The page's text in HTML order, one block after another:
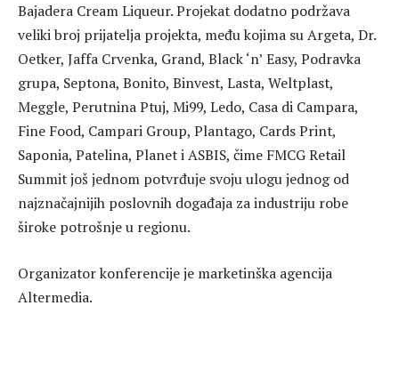
Bajadera Cream Liqueur. Projekat dodatno podržava
veliki broj prijatelja projekta, među kojima su Argeta, Dr.
Oetker, Jaffa Crvenka, Grand, Black ‘n’ Easy, Podravka
grupa, Septona, Bonito, Binvest, Lasta, Weltplast,
Meggle, Perutnina Ptuj, Mi99, Ledo, Casa di Campara,
Fine Food, Campari Group, Plantago, Cards Print,
Saponia, Patelina, Planet i ASBIS, čime FMCG Retail
Summit još jednom potvrđuje svoju ulogu jednog od
najznačajnijih poslovnih događaja za industriju robe
široke potrošnje u regionu.
Organizator konferencije je marketinška agencija
Altermedia.